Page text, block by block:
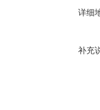
详细
补充